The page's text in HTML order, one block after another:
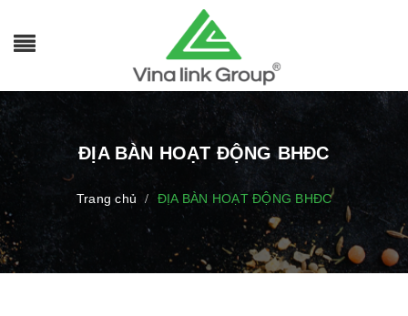
ĐỊA BÀN HOẠT ĐỘNG BHĐC
Trang chủ / ĐỊA BÀN HOẠT ĐỘNG BHĐC